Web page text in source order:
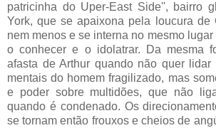
patricinha do Uper-East Side'', bairro
York, que se apaixona pela loucura de
nem menos e se interna no mesmo
o conhecer e o idolatrar. Da mesma
afasta de Arthur quando não quer lidar
mentais do homem fragilizado, mas
e poder sobre multidões, que não
quando é condenado. Os
se tornam então frouxos e cheios de